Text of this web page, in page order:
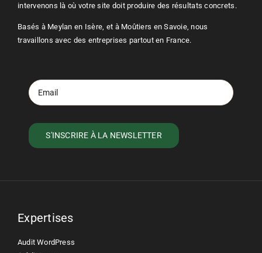
intervenons là où votre site doit produire des résultats concrets.
Basés à Meylan en Isère, et à Moûtiers en Savoie, nous
travaillons avec des entreprises partout en France.
Expertises
Audit WordPress